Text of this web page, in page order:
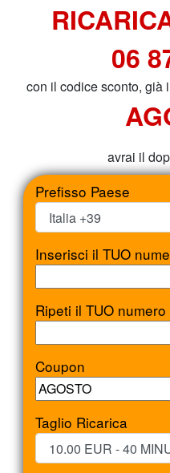
06
con il codice sconto, già
avrai il
Prefisso Paese
Inserisci il TUO
Ripeti il TUO
Coupon
Taglio Ricarica